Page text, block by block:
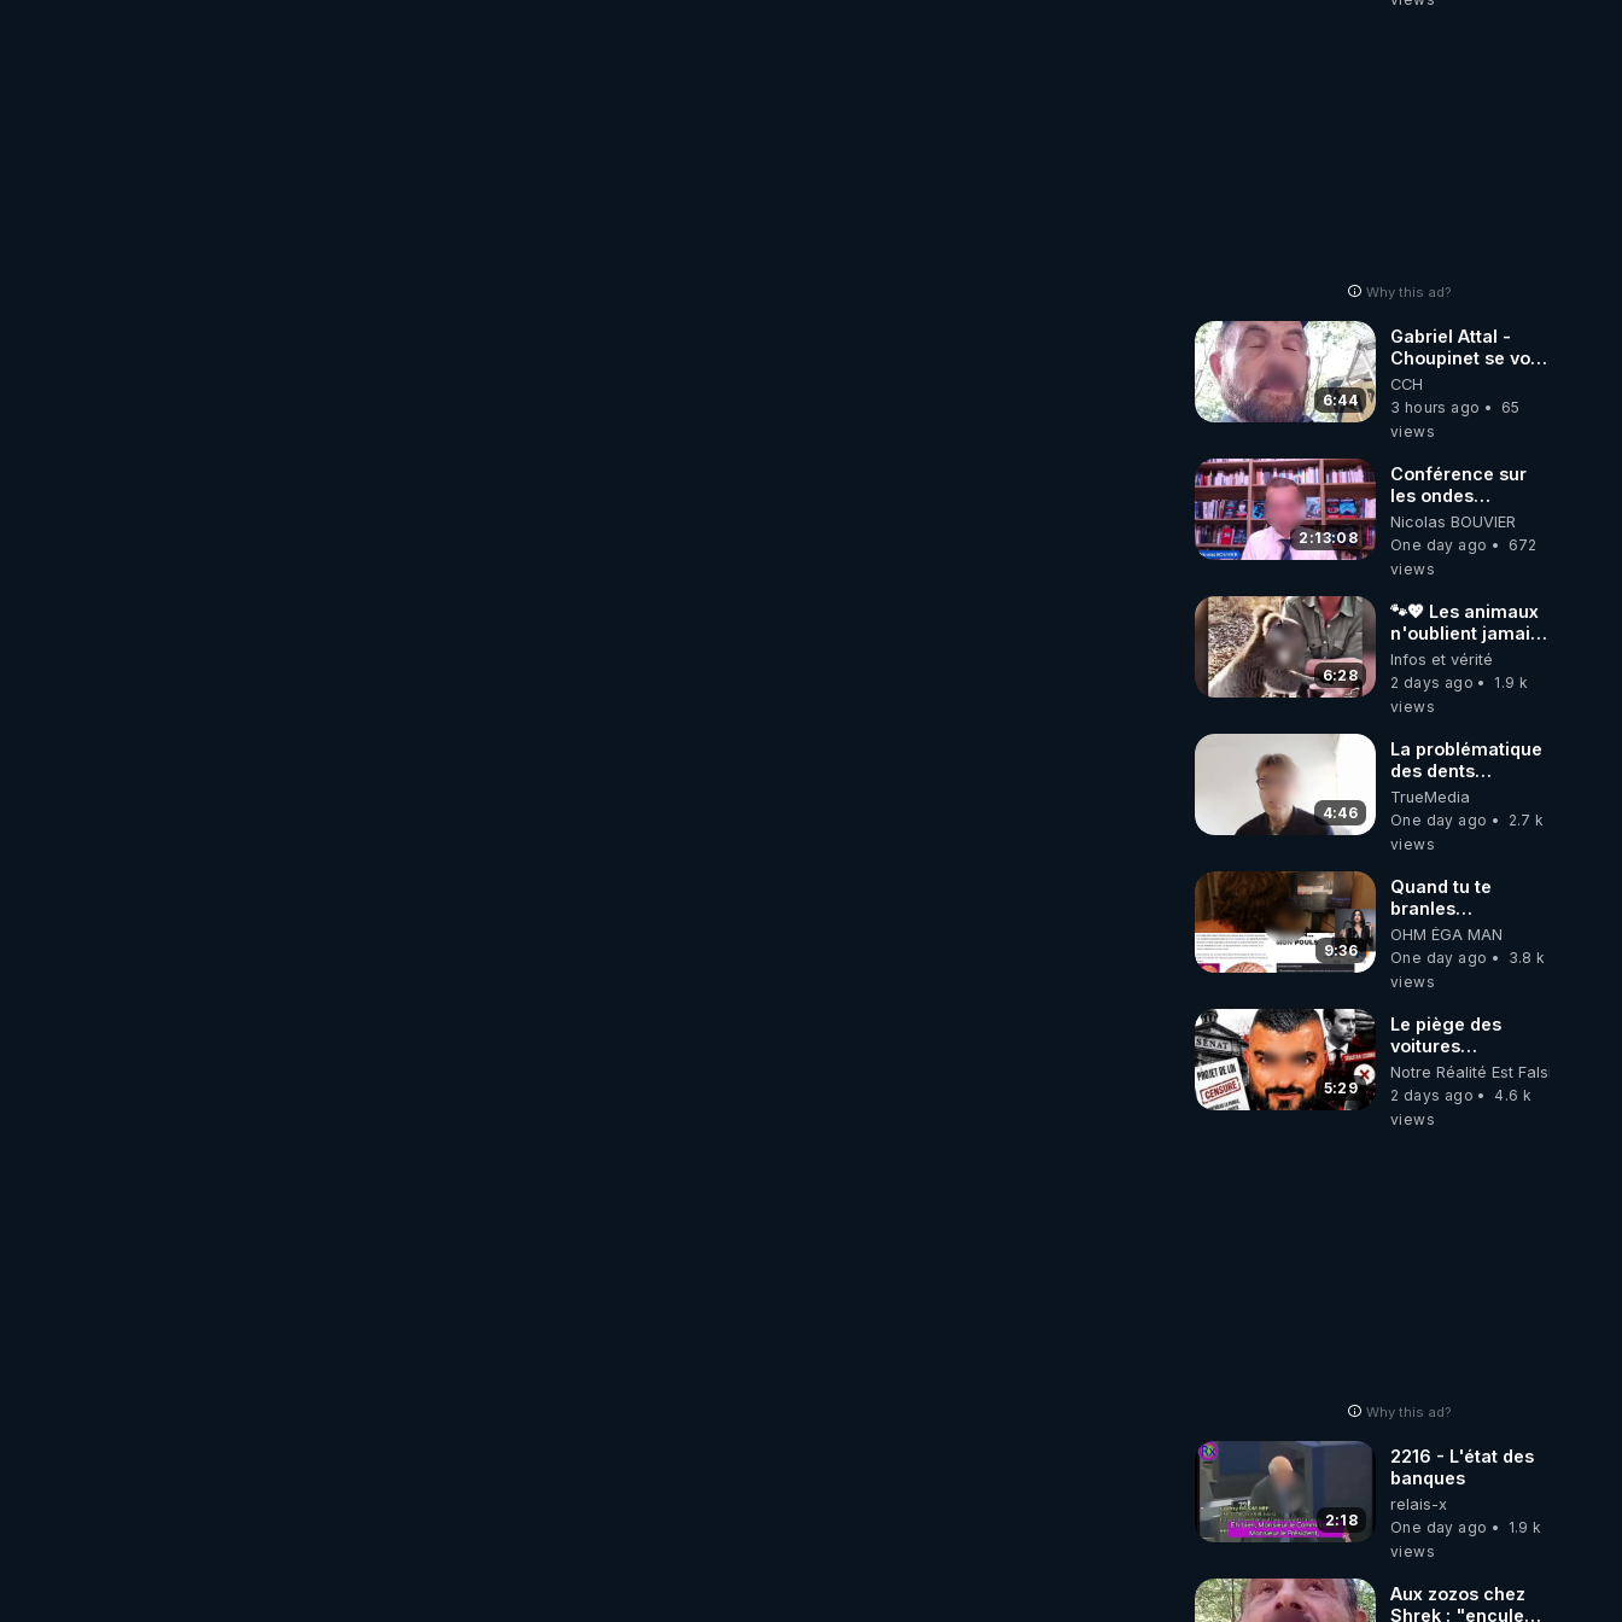
Why this ad?
6:44
Gabriel Attal -
Choupinet se voit
en haut de
l'affiche
CCH
3 hours ago
65
views
2:13:08
Conférence sur
les ondes
électromagnétiques
par Grégoire
Caustru et Bart de
Nicolas BOUVIER
One day ago
672
views
6:28
🐾💖 Les animaux
n'oublient jamais
ceux qu'ils
aiment… 🥹❤️
Infos et vérité
2 days ago
1.9 k
views
4:46
La problématique
des dents
dévitalisées et
des implants
TrueMedia
One day ago
2.7 k
views
9:36
Quand tu te
branles
bonhomme tu
émets des ondes
ils ont juste omis
OHM ÉGA MAN
One day ago
3.8 k
views
5:29
Le piège des
voitures
électriques se
referme sur les
usagers !
Notre Réalité Est Falsifiée Et
2 days ago
4.6 k
views
Why this ad?
2:18
2216 - L'état des
banques
relais-x
One day ago
1.9 k
views
Aux zozos chez
Shrek : "encule